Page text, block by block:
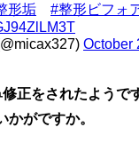
形垢
#整形ビフォ
October
正をされたようで
かがですか。